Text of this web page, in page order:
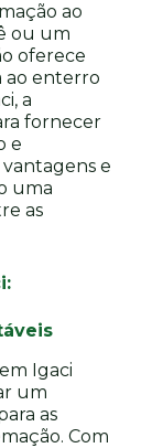
ao
ou um
oferece
ao enterro
a
fornecer
e
vantagens e
uma
as
Igaci
um
as
Com